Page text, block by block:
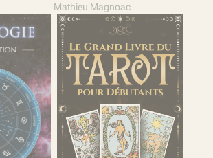
Mathieu Magnoac